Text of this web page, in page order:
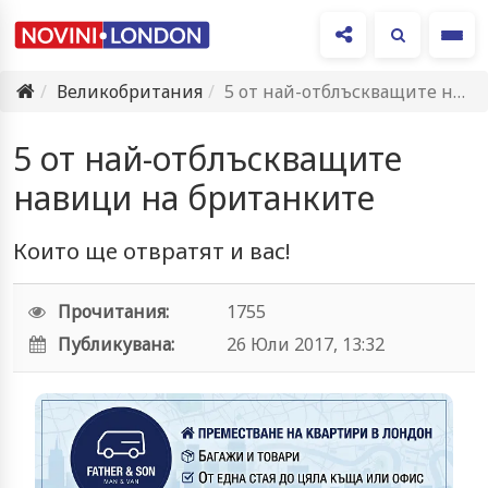
Великобритания
5 от най-отблъскващите навици на британките
5 от най-отблъскващите
навици на британките
Които ще отвратят и вас!
Прочитания:
1755
Публикувана:
26 Юли 2017, 13:32